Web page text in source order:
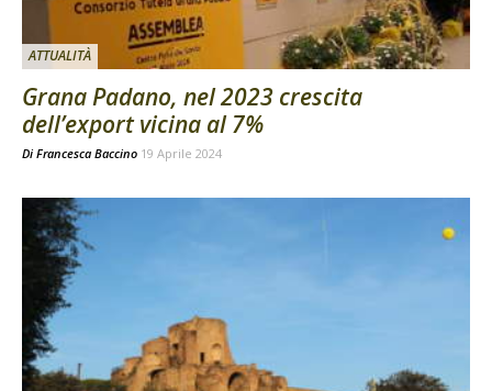
ATTUALITÀ
Grana Padano, nel 2023 crescita
dell’export vicina al 7%
Di Francesca Baccino 19 Aprile 2024